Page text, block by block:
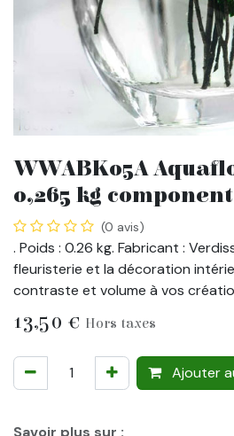
WWABK05A
0,265 kg
(0 avis)
. Poids : 0.26 kg. Fabricant :
fleuristerie et la décoration
contraste et volume à vos
13,50 € Hors taxes
Ajouter
Savoir plus sur :